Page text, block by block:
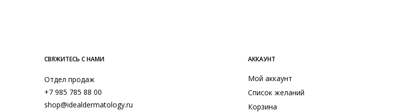
СВЯЖИТЕСЬ С НАМИ
Отдел продаж
+7 985 785 88 00
shop@idealdermatology.ru
АККАУНТ
Мой аккаунт
Список желаний
Корзина